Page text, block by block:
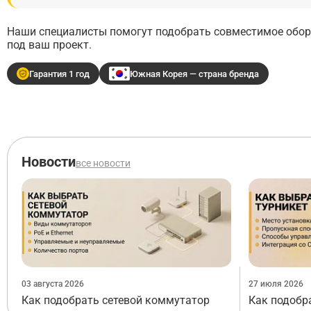
Наши специалисты помогут подобрать совместимое
под ваш проект.
Гарантия 1 год Южная Корея — страна бренда
Новостивсе новости
03 августа 2026
Как подобрать сетевой коммутатор
27 июля 2026
Как